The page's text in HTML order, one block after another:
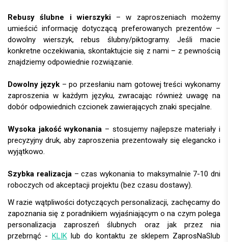
Rebusy ślubne i wierszyki– w zaproszeniach możemy
umieścić informację dotyczącą preferowanych prezentów –
dowolny wierszyk, rebus ślubny/piktogramy. Jeśli macie
konkretne oczekiwania, skontaktujcie się z nami – z pewnością
znajdziemy odpowiednie rozwiązanie.
Dowolny język– po przesłaniu nam gotowej treści wykonamy
zaproszenia w każdym języku, zwracając również uwagę na
dobór odpowiednich czcionek zawierających znaki specjalne.
Wysoka jakość wykonania – stosujemy najlepsze materiały i
precyzyjny druk, aby zaproszenia prezentowały się elegancko i
wyjątkowo.
Szybka realizacja– czas wykonania to maksymalnie 7-10 dni
roboczych od akceptacji projektu (bez czasu dostawy).
W razie wątpliwości dotyczących personalizacji, zachęcamy do
zapoznania się z poradnikiem wyjaśniającym o na czym polega
personalizacja zaproszeń ślubnych oraz jak przez nia
przebrnąć - KLIKlub do kontaktu ze sklepem ZaprosNaSlub